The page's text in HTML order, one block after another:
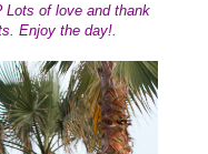
Lots of love and thank
Enjoy the day!.